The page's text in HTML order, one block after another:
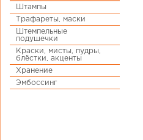
Штампы
Трафареты, маски
Штемпельные
подушечки
Краски, мисты, пудры,
блёстки, акценты
Хранение
Эмбоссинг